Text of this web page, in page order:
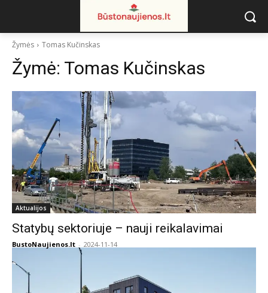
Žymės Tomas Kučinskas
Žymė: Tomas Kučinskas
Aktualijos
Statybų sektoriuje – nauji reikalavimai
BustoNaujienos.lt - 2024-11-14